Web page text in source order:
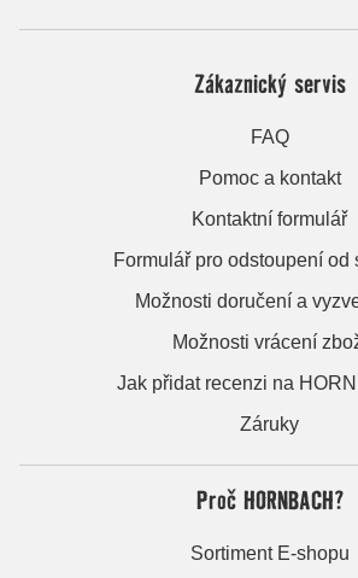
Zákaznický servis
FAQ
Pomoc a kontakt
Kontaktní formulář
Formulář pro odstoupení od
Možnosti doručení a
Možnosti vrácení
Jak přidat recenzi na
Záruky
Proč HORNBACH?
Sortiment E-shopu